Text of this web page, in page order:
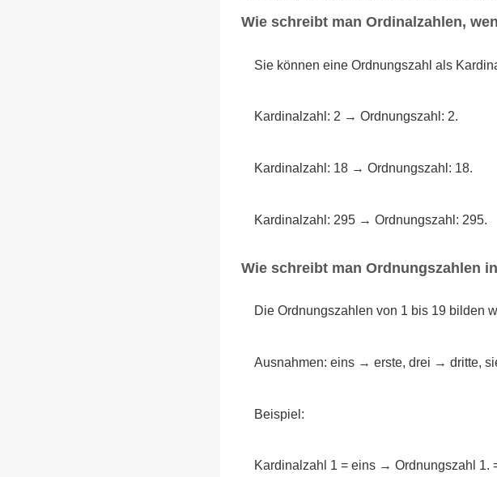
Wie schreibt man Ordinalzahlen,
Sie können eine Ordnungszahl als
Kardinalzahl: 2 → Ordnungszahl: 2.
Kardinalzahl: 18 → Ordnungszahl: 18.
Kardinalzahl: 295 → Ordnungszahl: 295.
Wie schreibt man Ordnungszahlen
Die Ordnungszahlen von 1 bis 19 bilden
Ausnahmen: eins → erste, drei → dritte,
Beispiel:
Kardinalzahl 1 = eins → Ordnungszahl 1.